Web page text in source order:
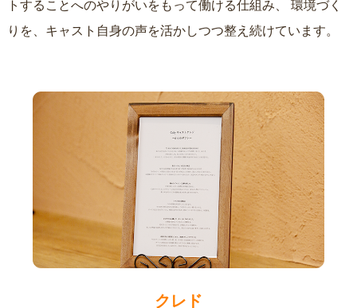
トすることへのやりがいをもって働ける仕組み、
りを、キャスト自身の声を活かしつつ整え続けています。
クレド